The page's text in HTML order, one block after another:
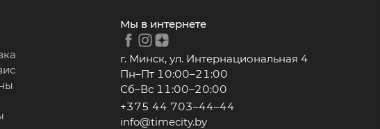
Мы в интернете
г. Минск, ул. Интернациональная 4
Пн–Пт 10:00–21:00
Сб–Вс 11:00–20:00
+375 44 703–44–44
info@timecity.by